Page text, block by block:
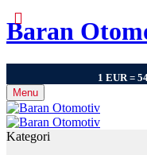
Baran
1 EUR =
Menu
Kategori